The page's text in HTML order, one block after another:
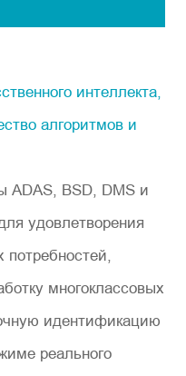
интеллекта,
алгоритмов и
ADAS, BSD, DMS и
удовлетворения
многоклассовых
идентификацию
реального